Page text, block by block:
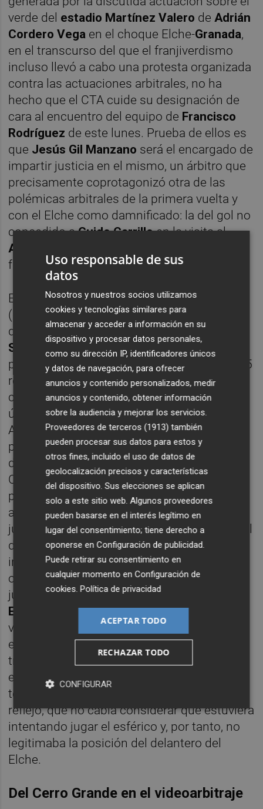
verde del estadio Martínez Valero de Adrián
Cordero Vega en el choque Elche-Granada,
en el transcurso del que el franjiverdismo
incluso llevó a cabo una protesta organizada
contra las actuaciones arbitrales, no ha
hecho que el CTA cuide su designación de
cara al encuentro del equipo de Francisco
Rodríguez de este lunes. Prueba de ellos es
que Jesús Gil Manzano será el encargado de
impartir justicia en el mismo, un árbitro que
precisamente coprotagonizó otra de las
polémicas arbitrales de la primera vuelta y
con el Elche como damnificado: la del gol no
concedido aGuido Carrilloen la visita al
Alavés
franjiverdes terminaron perdiendo.
Este árbitro dombenitense de 37 años
(cumplirá 38 el mes que viene) dirige por
décima campaña consecutiva enLaLiga
Santander
, categoría en la que presenta un
promedio de tarjetas de 5,54 amarillas y 0,25
rojas por encuentro. El Elche ha cosechado
con él 4 victorias, 1 empate y 5 derrotas, la
última de ellas, la mencionada contra el
Alavés, en un encuentro que los franjiverdes
pudieron perfectamente empatar de haber
dado validado Gil Manzano el tanto de
Carrillo, anotado en una falta frontal botada
por
Gumbau, en la que el delantero ítalo-
argentino marcaba en posición de fuera de
juego, pero tras haber golpeado el esférico el
defensa rivalLejeune. Gil Manzano dio
inicialmente validez al gol, pero cambió de
opinión después de ser invitado a visionar la
jugada en el monitor por su colega
Estrada Fernández, que estaba frente al
videoarbitraje. El dombenitense pasó de
entender que el central del Alavés había
tratado de jugar el balón, algo que habilitaba
en su posición a Carrillo, a considerar que el
toque que daba al esférico era un efecto
reflejo, que no cabía considerar que estuviera
intentando jugar el esférico y, por tanto, no
legitimaba la posición del delantero del
Elche.
Del Cerro Grande en el videoarbitraje
Uso responsable de sus
datos
Nosotros y nuestros socios utilizamos
cookies y tecnologías similares para
almacenar y acceder a información en su
dispositivo y procesar datos personales,
como su dirección IP, identificadores únicos
y datos de navegación, para ofrecer
anuncios y contenido personalizados, medir
anuncios y contenido, obtener información
sobre la audiencia y mejorar los servicios.
Proveedores de terceros (1913) también
pueden procesar sus datos para estos y
otros fines, incluido el uso de datos de
geolocalización precisos y características
del dispositivo. Sus elecciones se aplican
solo a este sitio web. Algunos proveedores
pueden basarse en el interés legítimo en
lugar del consentimiento; tiene derecho a
oponerse enConfiguración de publicidad
Puede retirar su consentimiento en
cualquier momento enConfiguración de
cookies .Política de privacidad
ACEPTAR TODO
RECHAZAR TODO
CONFIGURAR